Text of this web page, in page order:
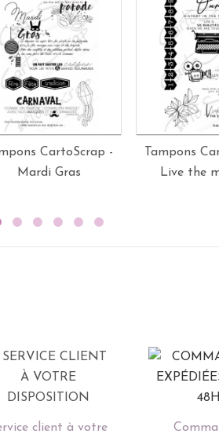
CartoScrap -
Mardi Gras
Tampons
Live the
client à votre